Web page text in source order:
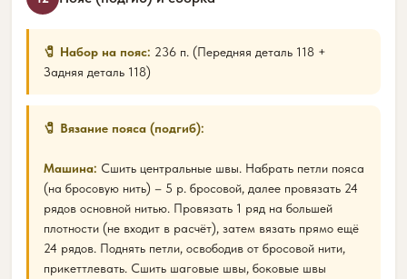
🧷 Набор на пояс: 236 п. (Передняя деталь 118 +
Задняя деталь 118)
🧷 Вязание пояса (подгиб):
Машина: Сшить центральные швы. Набрать петли пояса
(на бросовую нить) – 5 р. бросовой, далее провязать 24
рядов основной нитью. Провязать 1 ряд на большей
плотности (не входит в расчёт), затем вязать прямо ещё
24 рядов. Поднять петли, освободив от бросовой нити,
прикеттлевать. Сшить шаговые швы, боковые швы